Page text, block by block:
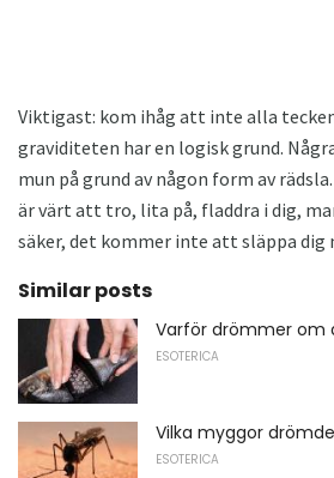
Viktigast: kom ihåg att inte alla
graviditeten har en logisk grund.
mun på grund av någon form av
är värt att tro, lita på, fladdra i dig,
säker, det kommer inte att släppa dig
Similar posts
Varför drömmer om
ESOTERICA
Vilka myggor
ESOTERICA